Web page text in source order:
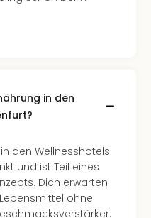
in den
den Wellnesshotels
und ist Teil eines
Dich erwarten
ohne